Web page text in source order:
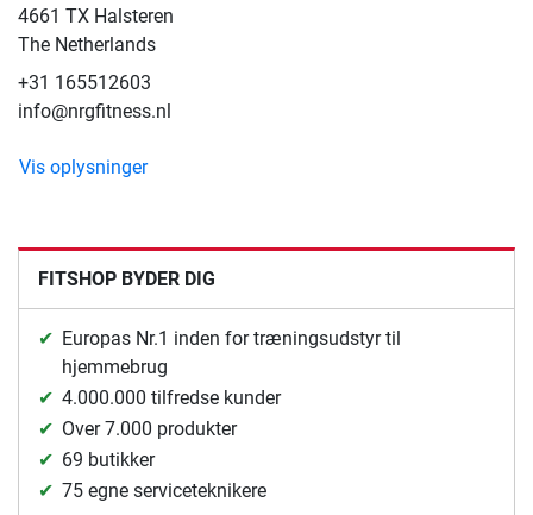
4661 TX Halsteren
The Netherlands
+31 165512603
info@nrgfitness.nl
Vis oplysninger
FITSHOP BYDER DIG
Europas Nr.1 inden for træningsudstyr til
hjemmebrug
4.000.000 tilfredse kunder
Over 7.000 produkter
69 butikker
75 egne serviceteknikere